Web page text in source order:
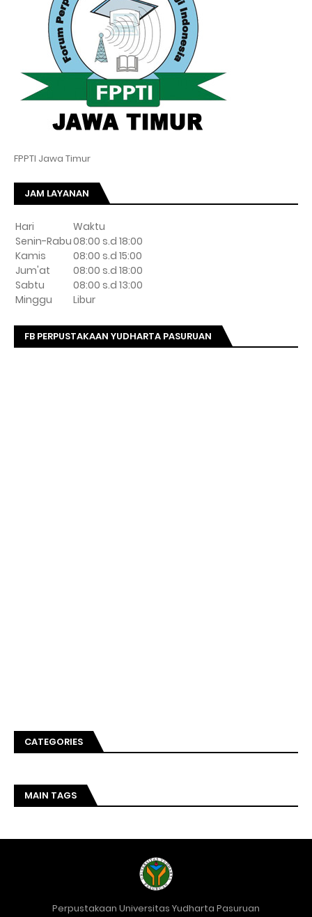
FPPTI Jawa Timur
JAM LAYANAN
Hari
Waktu
Senin-Rabu08:00 s.d 18:00
Kamis
08:00 s.d 15:00
Jum'at
08:00 s.d 18:00
Sabtu
08:00 s.d 13:00
Minggu
Libur
FB PERPUSTAKAAN YUDHARTA PASURUAN
CATEGORIES
MAIN TAGS
Perpustakaan Universitas Yudharta Pasuruan